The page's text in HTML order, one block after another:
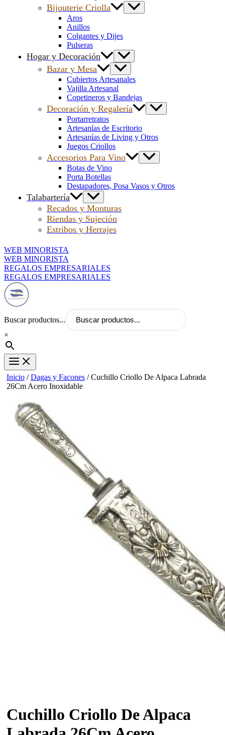
Bijouterie Criolla
Aros
Anillos
Colgantes y Dijes
Pulseras
Hogar y Decoración
Bazar y Mesa
Cubiertos Artesanales
Vajilla Artesanal
Copetineros y Bandejas
Decoración y Regalería
Portarretratos
Artesanías de Escritorio
Artesanías de Living y Otros
Juegos Criollos
Accesorios Para Vino
Botas de Vino
Porta Botellas
Destapadores, Posa Vasos y Otros
Talabartería
Recados y Monturas
Riendas y Sujeción
Estribos y Herrajes
WEB MINORISTA
WEB MINORISTA
REGALOS EMPRESARIALES
REGALOS EMPRESARIALES
Buscar productos...
×
Inicio /Dagas y Facones / Cuchillo Criollo De Alpaca Labrada
26Cm Acero Inoxidable
Cuchillo Criollo De Alpaca